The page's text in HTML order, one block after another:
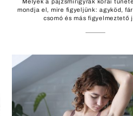
Melyek a pajzsmirigyrák korai
mondja el, mire figyeljünk: agyköd,
csomó és más figyelmeztető